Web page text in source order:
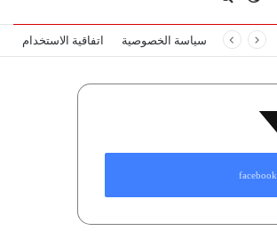
عنالمظلم
سياسة الخصوصية اتفاقية الاستخدام
facebook